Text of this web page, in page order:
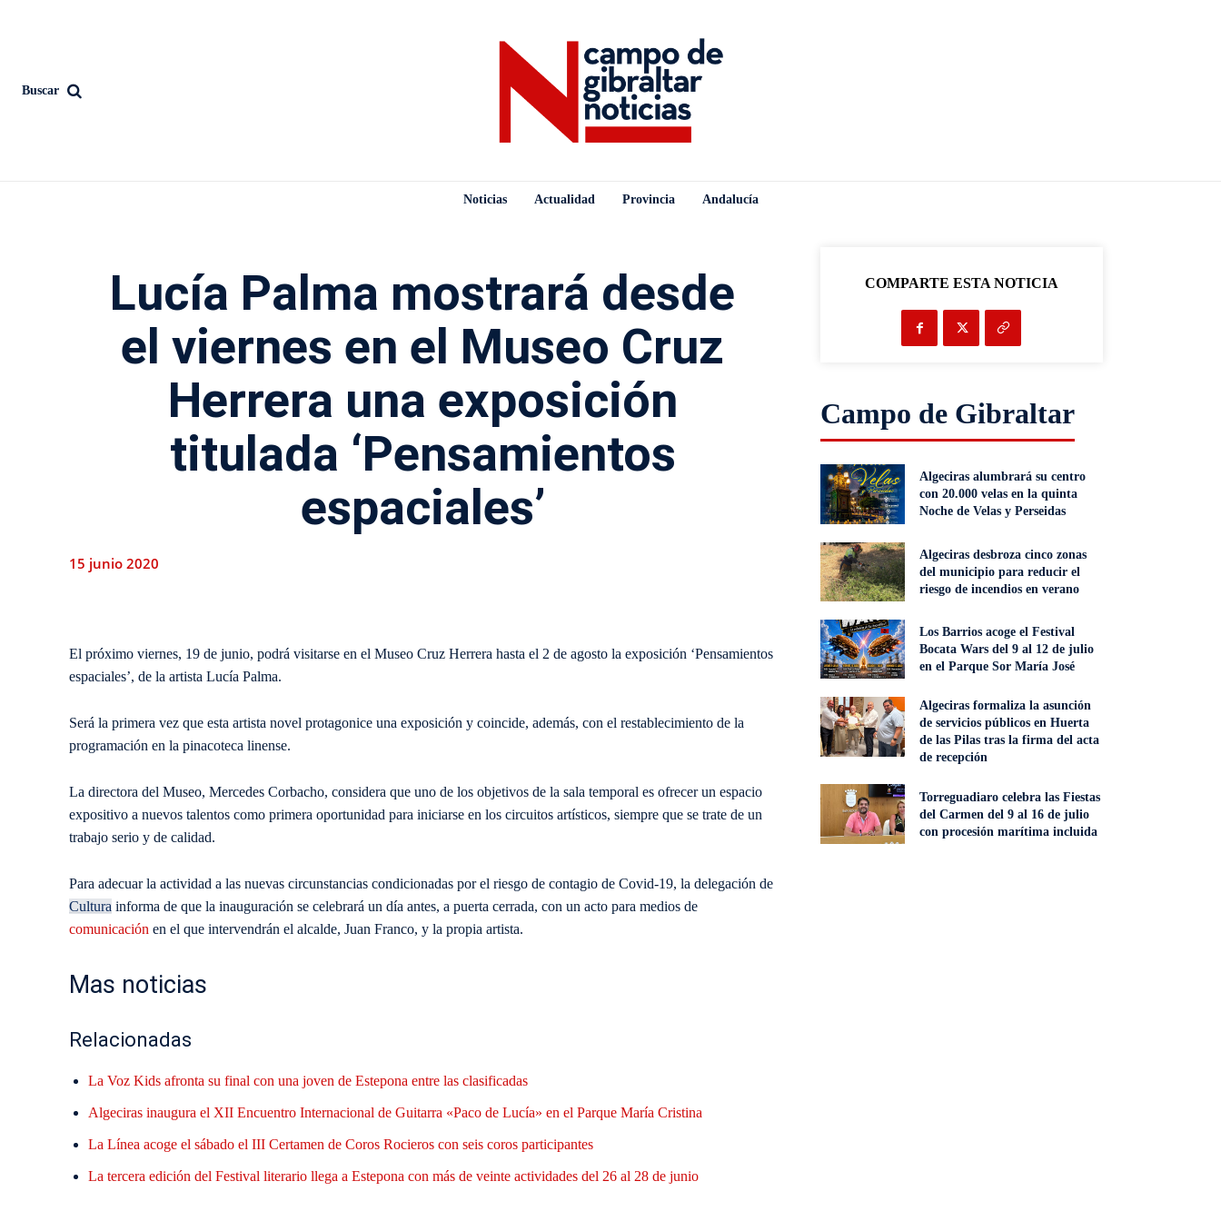
Buscar
Noticias Actualidad Provincia Andalucía
Lucía Palma mostrará desde
el viernes en el Museo Cruz
Herrera una exposición
titulada ‘Pensamientos
espaciales’
15 junio 2020
El próximo viernes, 19 de junio, podrá visitarse en el Museo Cruz Herrera hasta el 2 de agosto la exposición ‘Pensamientos
espaciales’, de la artista Lucía Palma.
Será la primera vez que esta artista novel protagonice una exposición y coincide, además, con el restablecimiento de la
programación en la pinacoteca linense.
La directora del Museo, Mercedes Corbacho, considera que uno de los objetivos de la sala temporal es ofrecer un espacio
expositivo a nuevos talentos como primera oportunidad para iniciarse en los circuitos artísticos, siempre que se trate de un
trabajo serio y de calidad.
Para adecuar la actividad a las nuevas circunstancias condicionadas por el riesgo de contagio de Covid-19, la delegación de
Cultura informa de que la inauguración se celebrará un día antes, a puerta cerrada, con un acto para medios de
comunicación en el que intervendrán el alcalde, Juan Franco, y la propia artista.
Mas noticias
Relacionadas
La Voz Kids afronta su final con una joven de Estepona entre las clasificadas
Algeciras inaugura el XII Encuentro Internacional de Guitarra «Paco de Lucía» en el Parque María Cristina
La Línea acoge el sábado el III Certamen de Coros Rocieros con seis coros participantes
La tercera edición del Festival literario llega a Estepona con más de veinte actividades del 26 al 28 de junio
COMPARTE ESTA NOTICIA
Campo de Gibraltar
Algeciras alumbrará su centro
con 20.000 velas en la quinta
Noche de Velas y Perseidas
Algeciras desbroza cinco zonas
del municipio para reducir el
riesgo de incendios en verano
Los Barrios acoge el Festival
Bocata Wars del 9 al 12 de julio
en el Parque Sor María José
Algeciras formaliza la asunción
de servicios públicos en Huerta
de las Pilas tras la firma del acta
de recepción
Torreguadiaro celebra las Fiestas
del Carmen del 9 al 16 de julio
con procesión marítima incluida